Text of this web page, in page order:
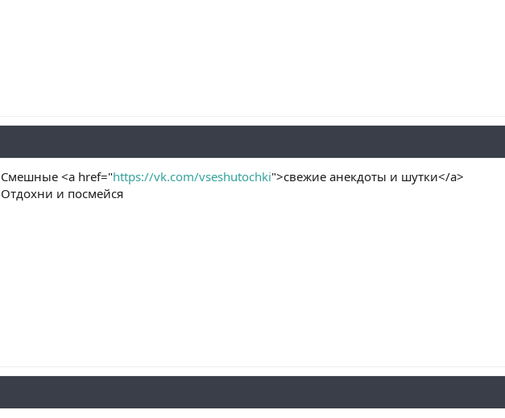
Смешные <a href="https://vk.com/vseshutochki">свежие анекдоты и шутки</a>
Отдохни и посмейся